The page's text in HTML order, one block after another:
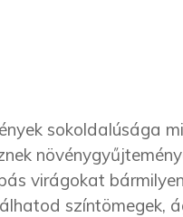
sokoldalúsága
virágokat
színtömegek,